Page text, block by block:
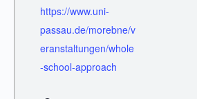
https://www.uni-
passau.de/morebne/v
eranstaltungen/whole
-school-approach